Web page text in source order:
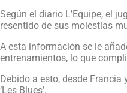
Según el diario L’Equipe, el
resentido de sus molestias
A esta información se le
entrenamientos, lo que
Debido a esto, desde
‘Les Blues’.